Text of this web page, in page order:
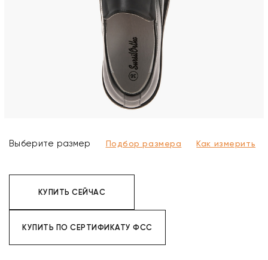
Выберите размер Подбор размера Как измерить
КУПИТЬ СЕЙЧАС
КУПИТЬ ПО СЕРТИФИКАТУ ФСС